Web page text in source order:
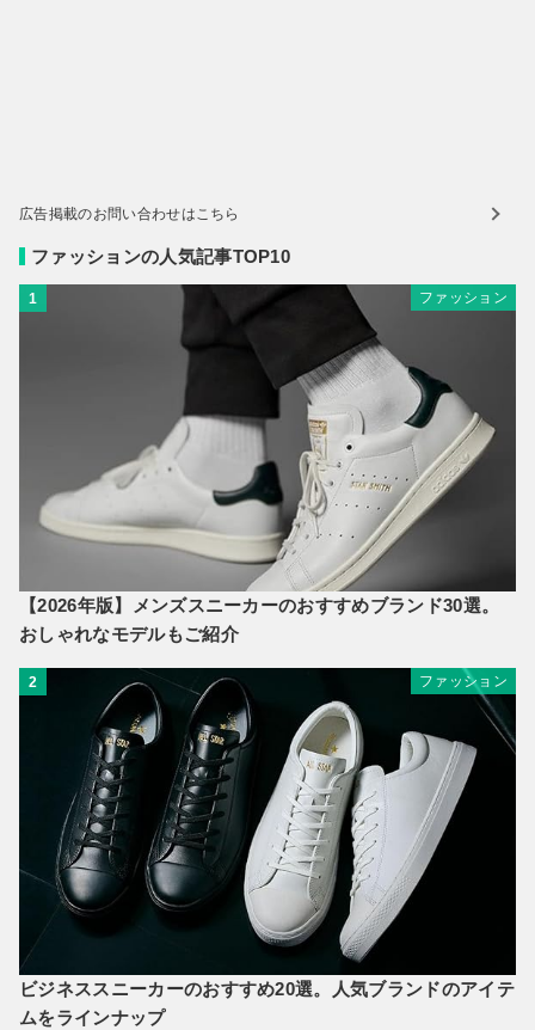
広告掲載のお問い合わせはこちら
ファッションの人気記事TOP10
1 ファッション
【2026年版】メンズスニーカーのおすすめブランド30選。
おしゃれなモデルもご紹介
2 ファッション
ビジネススニーカーのおすすめ20選。人気ブランドのアイテ
ムをラインナップ